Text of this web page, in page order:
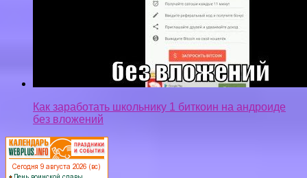
Как заработать школьнику 1 биткоин на андроиде
без вложений